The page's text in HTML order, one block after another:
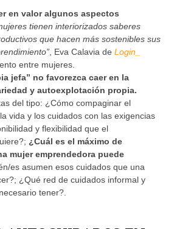
en valor algunos aspectos
tienen interiorizados saberes
que hacen más sostenibles sus
, Eva Calavia de Login_
entre mujeres.
jefa” no favorezca caer en la
y autoexplotación propia.
del tipo: ¿Cómo compaginar el
vida y los cuidados con las exigencias
y flexibilidad que el
¿Cuál es el máximo de
mujer emprendedora puede
es asumen esos cuidados que una
¿Qué red de cuidados informal y
tener?.